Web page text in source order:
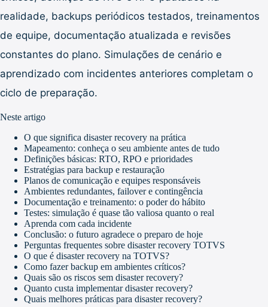
realidade, backups periódicos testados, treinamentos
de equipe, documentação atualizada e revisões
constantes do plano. Simulações de cenário e
aprendizado com incidentes anteriores completam o
ciclo de preparação.
Neste artigo
O que significa disaster recovery na prática
Mapeamento: conheça o seu ambiente antes de tudo
Definições básicas: RTO, RPO e prioridades
Estratégias para backup e restauração
Planos de comunicação e equipes responsáveis
Ambientes redundantes, failover e contingência
Documentação e treinamento: o poder do hábito
Testes: simulação é quase tão valiosa quanto o real
Aprenda com cada incidente
Conclusão: o futuro agradece o preparo de hoje
Perguntas frequentes sobre disaster recovery TOTVS
O que é disaster recovery na TOTVS?
Como fazer backup em ambientes críticos?
Quais são os riscos sem disaster recovery?
Quanto custa implementar disaster recovery?
Quais melhores práticas para disaster recovery?